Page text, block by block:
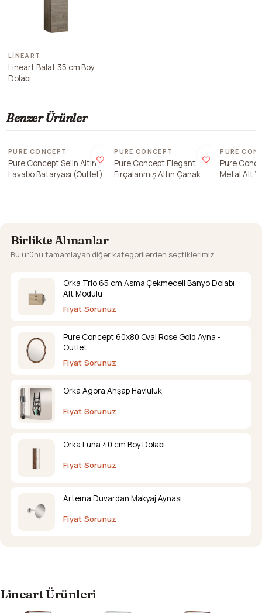
LINEART
Lineart Balat 35 cm Boy
Dolabı
Benzer Ürünler
PURE CONCEPT
Pure Concept Selin Altın
Lavabo Bataryası (Outlet)
PURE CONCEPT
Pure Concept Elegant
Fırçalanmış Altın Çanak
PURE
Pure
Metal Alt
Birlikte Alınanlar
Bu ürünü tamamlayan diğer kategorilerden seçtiklerimiz.
Orka Trio 65 cm Asma Çekmeceli Banyo Dolabı
Alt Modülü
Fiyat Sorunuz
Pure Concept 60x80 Oval Rose Gold Ayna -
Outlet
Fiyat Sorunuz
Orka Agora Ahşap Havluluk
Fiyat Sorunuz
Orka Luna 40 cm Boy Dolabı
Fiyat Sorunuz
Artema Duvardan Makyaj Aynası
Fiyat Sorunuz
Lineart Ürünleri